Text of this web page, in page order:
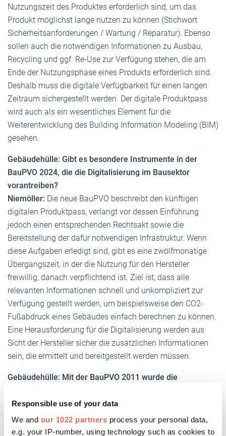
Responsible use of your data
We and our 1022 partners process your personal data,
e.g. your IP-number, using technology such as cookies to
Nutzungszeit des Produktes erforderlich sind, um das
Produkt möglichst lange nutzen zu können (Stichwort
Sicherheitsanforderungen / Wartung / Reparatur). Ebenso
sollen auch die notwendigen Informationen zu Ausbau,
Recycling und ggf. Re-Use zur Verfügung stehen, die am
Ende der Nutzungsphase eines Produkts erforderlich sind.
Deshalb muss die digitale Verfügbarkeit für einen langen
Zeitraum sichergestellt werden. Der digitale Produktpass
wird auch als ein wesentliches Element für die
Weiterentwicklung des Building Information Modeling (BIM)
gesehen.
Gebäudehülle: Gibt es besondere Instrumente in der
BauPVO 2024, die die Digitalisierung im Bausektor
vorantreiben?
Niemöller: Die neue BauPVO beschreibt den künftigen
digitalen Produktpass, verlangt vor dessen Einführung
jedoch einen entsprechenden Rechtsakt sowie die
Bereitstellung der dafür notwendigen Infrastruktur. Wenn
diese Aufgaben erledigt sind, gibt es eine zwölfmonatige
Übergangszeit, in der die Nutzung für den Hersteller
freiwillig, danach verpflichtend ist. Ziel ist, dass alle
relevanten Informationen schnell und unkompliziert zur
Verfügung gestellt werden, um beispielsweise den CO2-
Fußabdruck eines Gebäudes einfach berechnen zu können.
Eine Herausforderung für die Digitalisierung werden aus
Sicht der Hersteller sicher die zusätzlichen Informationen
sein, die ermittelt und bereitgestellt werden müssen.
Gebäudehülle: Mit der BauPVO 2011 wurde die
ersetzt. Die BauPVO 2024 arbeitet jetzt mit einer
Leistungs- und Konformitätserklärung – warum das?
Breckl-Stock:Die bisherige BauPVO erlaubt nur